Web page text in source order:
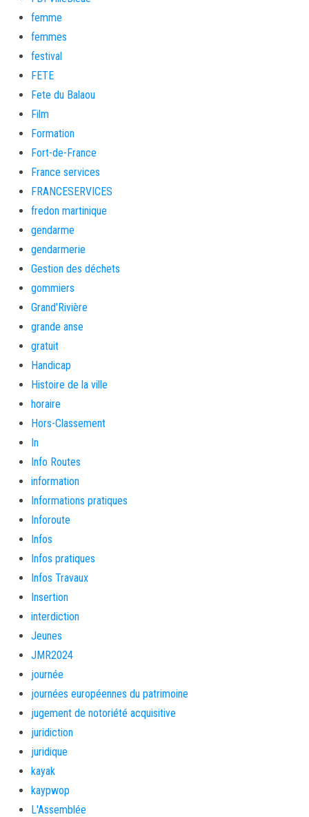
femme
femmes
festival
FETE
Fete du Balaou
Film
Formation
Fort-de-France
France services
FRANCESERVICES
fredon martinique
gendarme
gendarmerie
Gestion des déchets
gommiers
Grand'Rivière
grande anse
gratuit
Handicap
Histoire de la ville
horaire
Hors-Classement
In
Info Routes
information
Informations pratiques
Inforoute
Infos
Infos pratiques
Infos Travaux
Insertion
interdiction
Jeunes
JMR2024
journée
journées européennes du patrimoine
jugement de notoriété acquisitive
juridiction
juridique
kayak
kaypwop
L'Assemblée